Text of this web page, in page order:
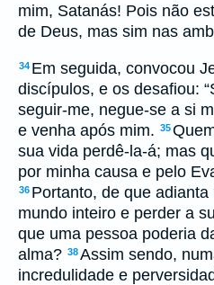
mim, Satanás! Pois não
de Deus, mas sim nas
34 Em seguida, convocou
discípulos, e os desafiou:
seguir-me, negue-se a si
e venha após mim. 35
sua vida perdê-la-á; mas
por minha causa e pelo
36 Portanto, de que
mundo inteiro e perder a
que uma pessoa poderia
alma? 38Assim sendo,
incredulidade e